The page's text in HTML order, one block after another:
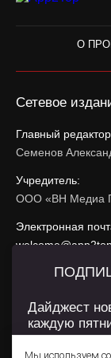
О
Сетевое
Главный
Семенов
Учредитель:
ООО «ВН Медиа
Электронная
При
Сайт использует
Мы используем
Дайджест
каждую